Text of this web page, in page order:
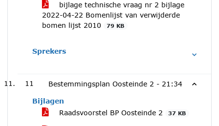
bijlage technische vraag nr 2 bijlage
2022-04-22 Bomenlijst van verwijderde
bomen lijst 2010
79 KB
Sprekers
11 Bestemmingsplan Oosteinde 2 - 21:34
Bijlagen
Raadsvoorstel BP Oosteinde 2
37 KB